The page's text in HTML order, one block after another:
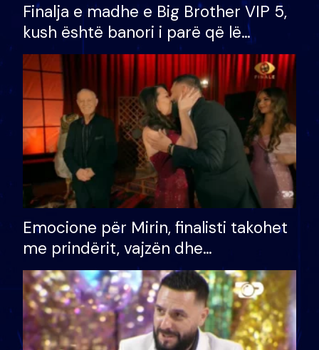
Finalja e madhe e Big Brother VIP 5,
kush është banori i parë që lë
shtëpinë dhe humb mundësinë për
të fituar çmimin e madh
Emocione për Mirin, finalisti takohet
me prindërit, vajzën dhe
bashkëshorten: S’kemi ndonjë letër
divorci apo jo?